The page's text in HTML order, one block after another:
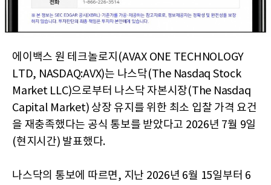
에이백스 원 테크놀로지(AVAX ONE TECHNOLOGY
LTD, NASDAQ:AVX)는 나스닥(The Nasdaq Stock
Market LLC)으로부터 나스닥 자본시장(The Nasdaq
Capital Market) 상장 유지를 위한 최소 입찰 가격 요건
을 재충족했다는 공식 통보를 받았다고 2026년 7월 9일
(현지시간) 발표했다.
나스닥의 통보에 따르면, 지난 2026년 6월 15일부터 6